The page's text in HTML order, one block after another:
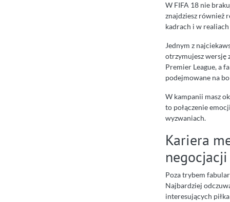
W FIFA 18 nie
znajdziesz również
kadrach i w
Jednym z
otrzymujesz wersję
Premier League, a
podejmowane na
W kampanii masz
to połączenie
wyzwaniach.
Kariera
negocjacji
Poza trybem
Najbardziej
interesujących